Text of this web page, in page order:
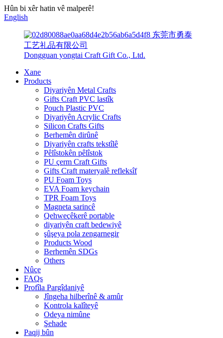
Hûn bi xêr hatin vê malperê!
English
东莞市勇泰
工艺礼品有限公司
Dongguan yongtai Craft Gift Co., Ltd.
Xane
Products
Diyariyên Metal Crafts
Gifts Craft PVC lastîk
Pouch Plastic PVC
Diyariyên Acrylic Crafts
Silicon Crafts Gifts
Berhemên dirûnê
Diyariyên crafts tekstîlê
Pêlîstokên pêlîstok
PU çerm Craft Gifts
Gifts Craft materyalê refleksîf
PU Foam Toys
EVA Foam keychain
TPR Foam Toys
Magneta sarincê
Qehweçêkerê portable
diyariyên craft bedewiyê
şûşeya pola zengarnegir
Products Wood
Berhemên SDGs
Others
Nûçe
FAQs
Profîla Pargîdaniyê
Jîngeha hilberînê & amûr
Kontrola kalîteyê
Odeya nimûne
Şehade
Paqij bûn